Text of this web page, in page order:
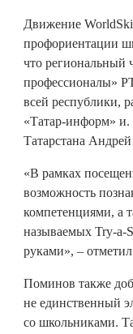
Движение
профориентации
что
профессионалы»
всей республики,
«Татар-информ» и.
Татарстана
«В рамках
возможность
компетенциями, а
называемых Try-a-
руками», –
Поминов также
не единственный
со школьниками.